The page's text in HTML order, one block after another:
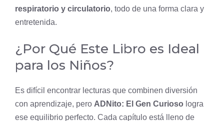
respiratorio y circulatorio, todo de una forma clara y
entretenida.
¿Por Qué Este Libro es Ideal
para los Niños?
Es difícil encontrar lecturas que combinen diversión
con aprendizaje, pero ADNito: El Gen Curioso logra
ese equilibrio perfecto. Cada capítulo está lleno de